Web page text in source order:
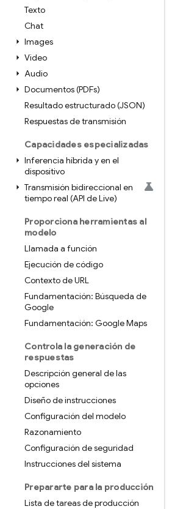
Texto
Chat
Images
Video
Audio
Documentos (PDFs)
Resultado estructurado (JSON)
Respuestas de transmisión
Capacidades especializadas
Inferencia híbrida y en el
dispositivo
Transmisión bidireccional en
tiempo real (API de Live)
Proporciona herramientas al
modelo
Llamada a función
Ejecución de código
Contexto de URL
Fundamentación: Búsqueda de
Google
Fundamentación: Google Maps
Controla la generación de
respuestas
Descripción general de las
opciones
Diseño de instrucciones
Configuración del modelo
Razonamiento
Configuración de seguridad
Instrucciones del sistema
Prepararte para la producción
Lista de tareas de producción